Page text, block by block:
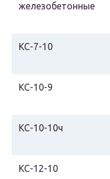
железобетонные
КС-7-10
КС-10-9
КС-10-10ч
КС-12-10